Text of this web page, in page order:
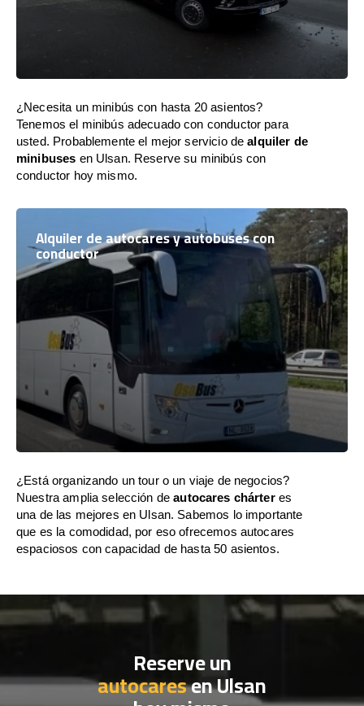
¿Necesita un minibús con hasta 20 asientos?
Tenemos el minibús adecuado con conductor para
usted. Probablemente el mejor servicio dealquiler de
minibuses en Ulsan. Reserve su minibús con
conductor hoy mismo.
Alquiler de autocares y autobuses con
conductor
¿Está organizando un tour o un viaje de negocios?
Nuestra amplia selección deautocares chárteres
una de las mejores en Ulsan. Sabemos lo importante
que es la comodidad, por eso ofrecemos autocares
espaciosos con capacidad de hasta 50 asientos.
Reserve un
autocaresen Ulsan